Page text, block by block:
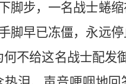
脚步，一名战士蜷
脚早已冻僵，永远
不给这名战士配